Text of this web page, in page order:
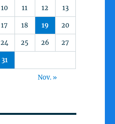
10 11 12 13
17 18 19 20
24 25 26 27
31
Nov. »